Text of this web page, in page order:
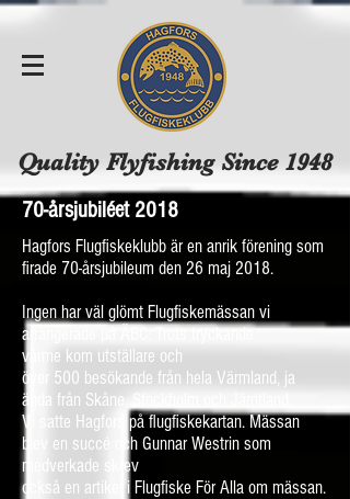
Quality Flyfishing Since 1948
70-årsjubiléet 2018
Hagfors Flugfiskeklubb är en anrik förening som
firade 70-årsjubileum den 26 maj 2018.
Ingen har väl glömt Flugfiskemässan vi
arrangerade på ÄBC. Trots tryckande
värme kom utställare och
över 500 besökande från hela Värmland, ja
ända från Skåne, Stockholm och Jämtland.
Vi satte Hagfors på flugfiskekartan. Mässan
blev en succé och Gunnar Westrin som
medverkade skrev
också en artikel i Flugfiske För Alla om mässan.